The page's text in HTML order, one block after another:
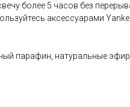
более 5 часов без
аксессуарами
парафин, натуральные